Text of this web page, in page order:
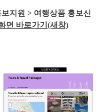
지원 > 여행상품 홍보신
면 바로가기(새창)